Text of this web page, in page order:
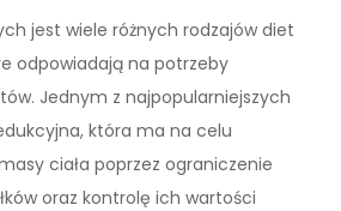
jest wiele różnych rodzajów diet
odpowiadają na potrzeby
Jednym z najpopularniejszych
która ma na celu
ciała poprzez ograniczenie
oraz kontrolę ich wartości